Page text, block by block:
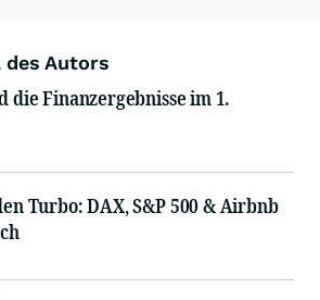
Autors
die Finanzergebnisse im 1.
Turbo: DAX, S&P 500 & Airbnb